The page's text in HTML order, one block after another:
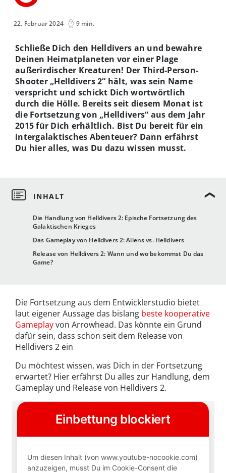
22. Februar 2024 9 min.
Die Handlung von Helldivers 2: Epische Fortsetzung des
Galaktischen Krieges
Das Gameplay von Helldivers 2: Aliens vs. Helldivers
Release von Helldivers 2: Wann und wo bekommst Du das
Game?
Schließe Dich den Helldivers an und bewahre
Deinen Heimatplaneten vor einer Plage
außerirdischer Kreaturen! Der Third-Person-
Shooter „Helldivers 2“ hält, was sein Name
verspricht und schickt Dich wortwörtlich
durch die Hölle. Bereits seit diesem Monat ist
die Fortsetzung von „Helldivers“ aus dem Jahr
2015 für Dich erhältlich. Bist Du bereit für ein
intergalaktisches Abenteuer? Dann erfährst
Du hier alles, was Du dazu wissen musst.
Die Fortsetzung aus dem Entwicklerstudio bietet
laut eigener Aussage das bislang beste kooperative
Gameplayvon Arrowhead. Das könnte ein Grund
dafür sein, dass schon seit dem Release von
Helldivers 2 ein
Du möchtest wissen, was Dich in der Fortsetzung
erwartet? Hier erfährst Du alles zur Handlung, dem
Gameplay und Release von Helldivers 2.